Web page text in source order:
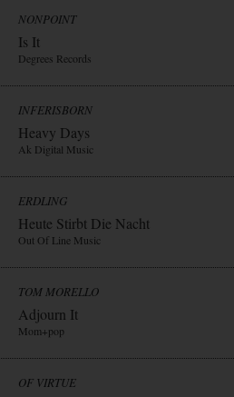
NONPOINT
Is It
Degrees Records
INFERISBORN
Heavy Days
Ak Digital Music
ERDLING
Heute Stirbt Die Nacht
Out Of Line Music
TOM MORELLO
Adjourn It
Mom+pop
OF VIRTUE